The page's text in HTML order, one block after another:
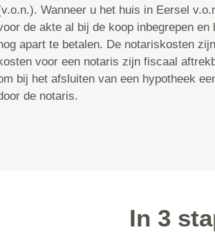
Wanneer u het huis in Eersel
de akte al bij de koop inbegrepen
apart te betalen. De notariskosten
voor een notaris zijn fiscaal
bij het afsluiten van een hypotheek
de notaris.
In 3